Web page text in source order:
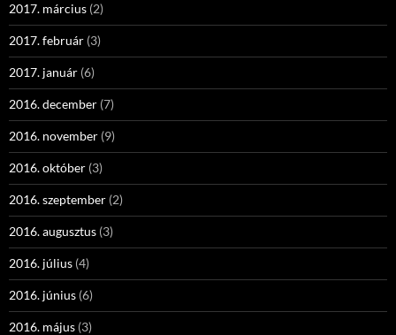
2017. március (2)
2017. február (3)
2017. január (6)
2016. december (7)
2016. november (9)
2016. október (3)
2016. szeptember (2)
2016. augusztus (3)
2016. július (4)
2016. június (6)
2016. május (3)